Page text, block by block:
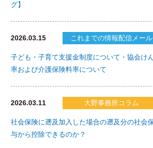
グ】
2026.03.15 これまでの情報配信メール
子ども・子育て支援金制度について・協会け
率および介護保険料率について
2026.03.11 大野事務所コラム
社会保険に遡及加入した場合の遡及分の社会
与から控除できるのか？